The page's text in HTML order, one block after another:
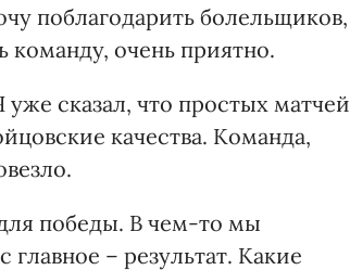
поблагодарить болельщиков,
команду, очень приятно.
сказал, что простых матчей
качества. Команда,
победы. В чем-то мы
– результат. Какие